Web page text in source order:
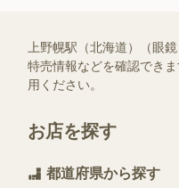
上野幌駅（北海道）（眼
特売情報などを確認でき
用ください。
お店を探す
都道府県から探す